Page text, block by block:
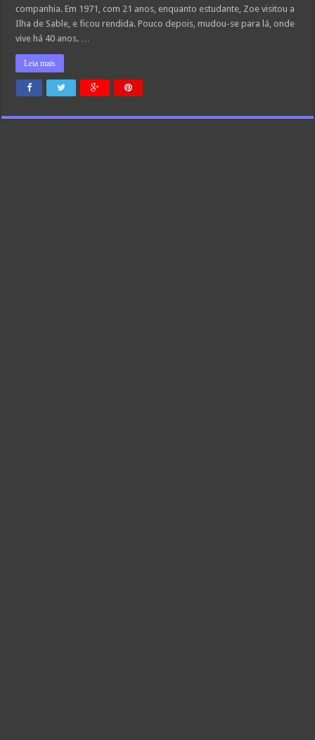
companhia. Em 1971, com 21 anos, enquanto estudante, Zoe visitou a
Ilha de Sable, e ficou rendida. Pouco depois, mudou-se para lá, onde
vive há 40 anos. …
Leia mais